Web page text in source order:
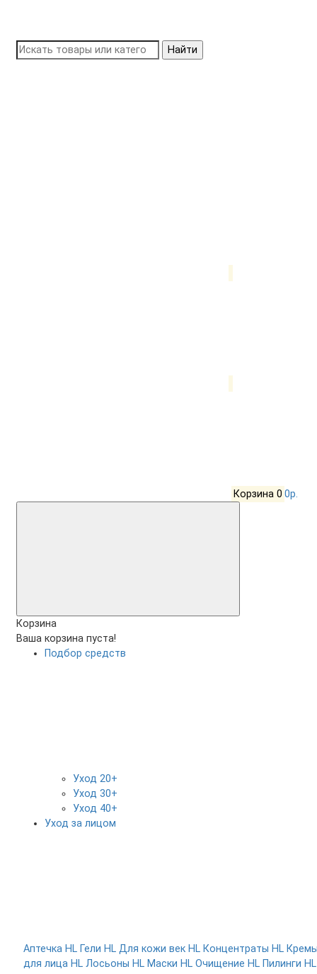
Найти
Корзина 0 0р.
Корзина
Ваша корзина пуста!
Подбор средств
Уход 20+
Уход 30+
Уход 40+
Уход за лицом
Аптечка HL Гели HL Для кожи век HL Концентраты HL
для лица HL Лосьоны HL Маски HL Очищение HL Пилинги HL